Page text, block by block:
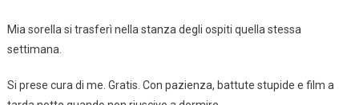
Mia sorella si trasferì nella stanza degli ospiti quella stessa
settimana.
Si prese cura di me. Gratis. Con pazienza, battute stupide e film a